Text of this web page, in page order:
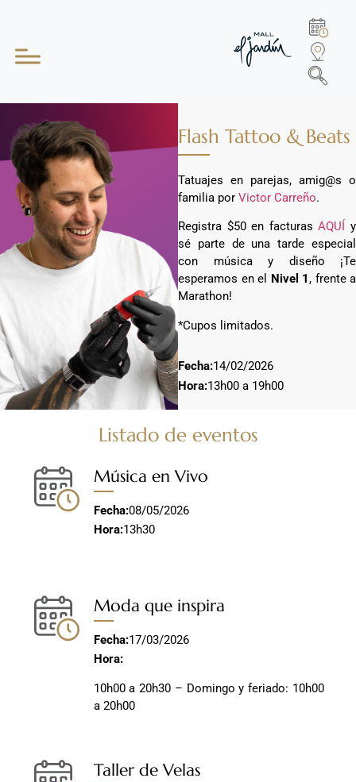
Flash Tattoo & Beats
Tatuajes en parejas, amig@s o
familia por Victor Carreño.
Registra $50 en facturasAQUÍ
y
sé parte de una tarde especial
con música y diseño ¡Te
esperamos en el
Nivel 1 , frente a
Marathon!
*Cupos limitados.
Fecha:14/02/2026
Hora:13h00 a 19h00
Listado de eventos
Música en Vivo
Fecha:08/05/2026
Hora:13h30
Moda que inspira
Fecha:17/03/2026
Hora:
10h00 a 20h30 – Domingo y feriado: 10h00
a 20h00
Taller de Velas